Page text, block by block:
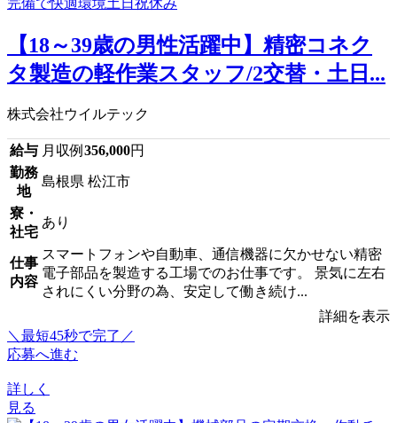
【18～39歳の男性活躍中】精密コネク
タ製造の軽作業スタッフ/2交替・土日...
株式会社ウイルテック
給与 月収例 356,000円
勤務
地
島根県 松江市
寮・
社宅
あり
仕事
内容
スマートフォンや自動車、通信機器に欠かせない精密
電子部品を製造する工場でのお仕事です。 景気に左右
されにくい分野の為、安定して働き続け...
詳細を表示
＼最短45秒で完了／
応募へ進む
詳しく
見る